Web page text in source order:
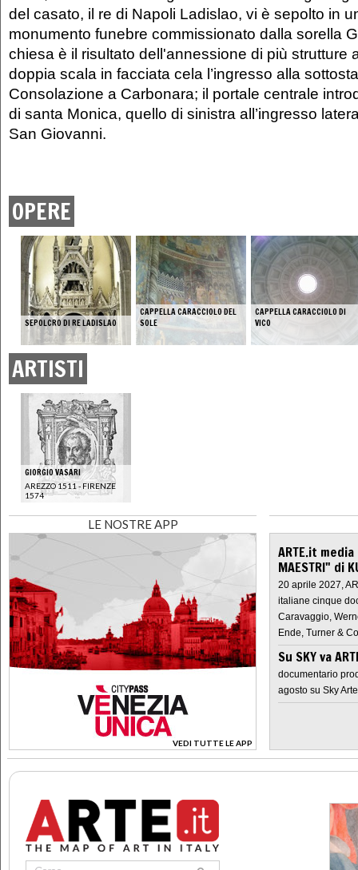
del casato, il re di Napoli Ladislao, vi è sepolto in
monumento funebre commissionato dalla sorella
chiesa è il risultato dell'annessione di più strutture
doppia scala in facciata cela l’ingresso alla
Consolazione a Carbonara; il portale centrale
di santa Monica, quello di sinistra all’ingresso
San Giovanni.
OPERE
SEPOLCRO DI RE LADISLAO
CAPPELLA CARACCIOLO DEL
SOLE
CAPPELLA CARACCIOLO DI
VICO
ARTISTI
GIORGIO VASARI
AREZZO 1511 - FIRENZE
1574
LE NOSTRE APP
VEDI TUTTE LE APP
>
ARTE.it
MAESTRI" di
20 aprile 2027,
italiane cinque
Caravaggio,
Ende, Turner &
Su SKY va
documentario
agosto su Sky Arte